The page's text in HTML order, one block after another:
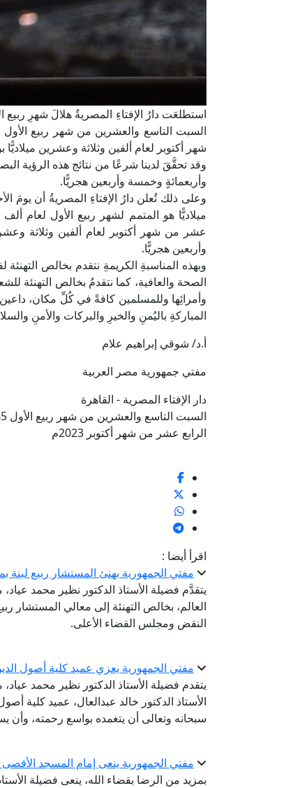
استطلعَت دارُ الإفتاءِ المصريةُ هلالَ شهرِ
السبت التاسع والعشرين من شهر ربيع الأول
شهر أكتوبر لعام ألفين وثلاثة وعشرين
وقد تحقَّقَ لدينا شرعًا من نتائج هذه الرؤية
وأربعمائةٍ وخمسة وأربعين هجريًّا.
وعلى ذلك تُعلن دارُ الإفتاءِ المصريةُ أن يومَ
ميلاديًّا هو المتمم لشهر ربيع الأول لعام
عشر من شهر أكتوبر لعام ألفين وثلاثة
وأربعين هجريًّا.
وبهذه المناسبةِ الكريمةِ نتقدم بخالص
الصحة والعافية، كما نتقدمُ بخالص التهنئة
وأمرائِها وللمسلمين كافةً في كُلِّ مكان،
المباركةِ باليُمنِ والخيرِ والبركات والأمنِ
أ.د/ شوقي إبراهيم علام
مفتي جمهورية مصر العربية
دار الإفتاء المصرية - القاهرة
السبت التاسع والعشرين من شهر ربيع الأول 1445هـ
الرابع عشر من شهر أكتوبر 2023م
اقرأ أيضا :
مفتي الجمهورية يهنئ المستشار ربيع
يتقدَّم فضيلة الأستاذ الدكتور نظير محمد
العالم، بخالص التهنئة إلى معالي المستشار
النقض ومجلس القضاء الأعلى.
مفتي الجمهورية يعزي عميد كلية أصول
يتقدم فضيلة الأستاذ الدكتور نظير محمد
الأستاذ الدكتور خالد عبدالعال، عميد كلية
سبحانه وتعالى أن يتغمده بواسع رحمته، وأن
مفتي الجمهورية ينعى إمام المسجد الأقصى
بمزيد من الرضا بقضاء الله، ينعى فضيلة